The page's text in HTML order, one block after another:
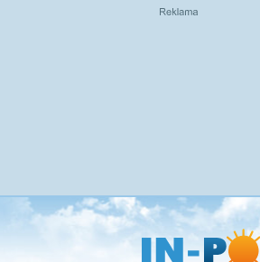
Přejít
na
hlavní
obsah